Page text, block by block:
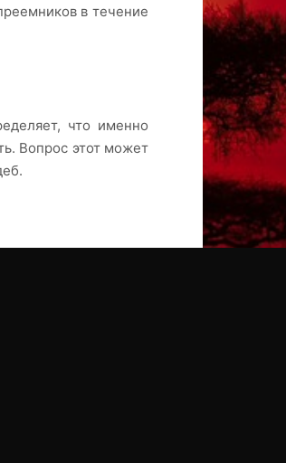
в течение
что именно
Вопрос этот может